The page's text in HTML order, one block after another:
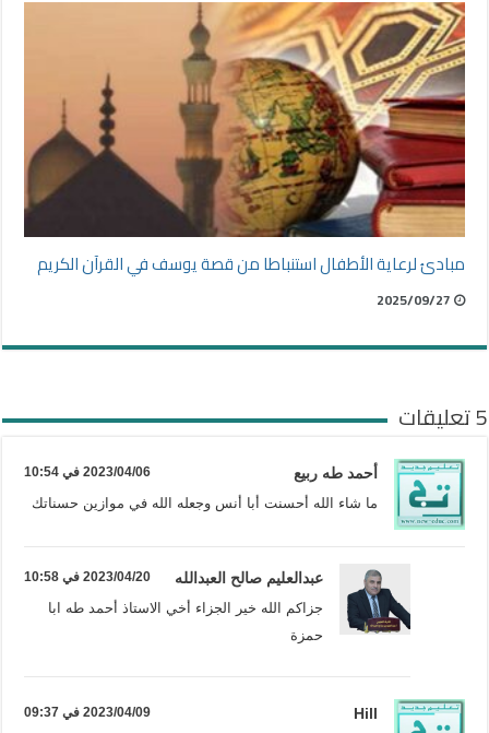
مبادئ لرعاية الأطفال استنباطا من قصة يوسف في القرآن الكريم
2025/09/27
5 تعليقات
أحمد طه ربيع 2023/04/06 في 10:54
ما شاء الله أحسنت أبا أنس وجعله الله في موازين حسناتك
عبدالعليم صالح العبدالله 2023/04/20 في 10:58
جزاكم الله خير الجزاء أخي الاستاذ أحمد طه ابا
حمزة
Hill 2023/04/09 في 09:37